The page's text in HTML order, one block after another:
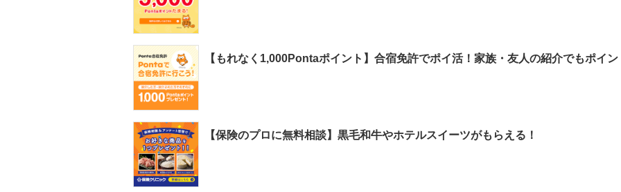
【もれなく1,000Pontaポイント】合宿免許でポイ活！家族・友人の紹介でもポイン
【保険のプロに無料相談】黒毛和牛やホテルスイーツがもらえる！